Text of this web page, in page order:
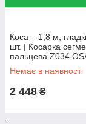
Коса – 1,8 м;
шт. | Косарка
пальцева Z034
5034020050 Balmet
Немає в наявності
2 448 ₴